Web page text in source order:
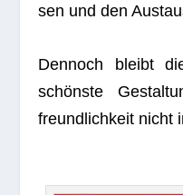
sen und den
Den­noch bleibt
schönste
freund­lich­keit nicht